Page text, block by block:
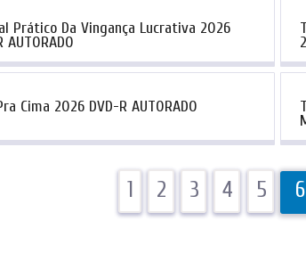
Prático Da Vingança Lucrativa 2026
AUTORADO
Cima 2026 DVD-R AUTORADO
1 2 3 4 5 6